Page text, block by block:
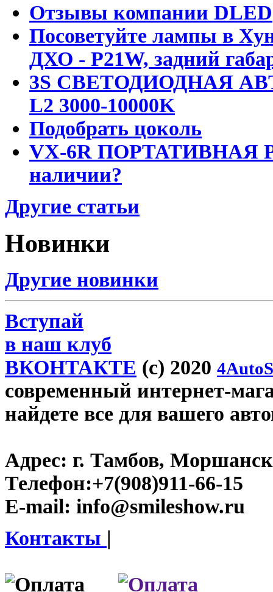
Отзывы компании DLED
Посоветуйте лампы в
ДХО - P21W, задний
3S СВЕТОДИОДНАЯ
L2 3000-10000K
Подобрать цоколь
VX-6R ПОРТАТИВНАЯ
наличии?
Другие статьи
Новинки
Другие новинки
Вступай
в наш клуб
ВКОНТАКТЕ (c) 2020
современный интернет-
найдете все для вашего
Адрес: г. Тамбов,
Телефон:+7(908)911-66-15
E-mail: info@smileshow.ru
Контакты |